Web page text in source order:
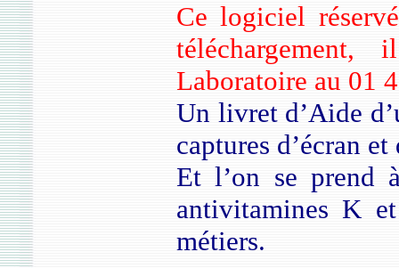
Ce logiciel
Laboratoire au 01
Un livret d’Aide
captures d’écran
Et l’on se prend
antivitamines K
métiers.